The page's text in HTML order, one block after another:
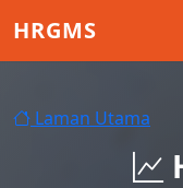
HRGMS
Laman Utama